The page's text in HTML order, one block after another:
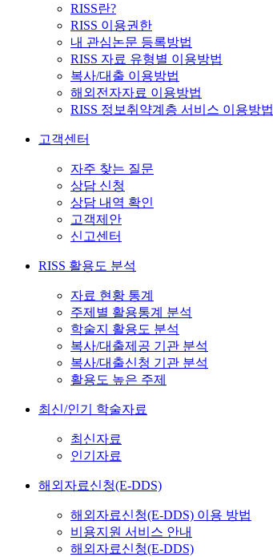
RISS란?
RISS 이용권한
내 관심논문 등록방법
RISS 자료 유형별 이용방법
복사/대출 이용방법
해외전자자료 이용방법
RISS 정보취약계층 서비스 이용방법
고객센터
자주 찾는 질문
상담 신청
상담 내역 확인
고객제안
신고센터
RISS 활용도 분석
자료 현황 통계
주제별 활용통계 분석
학술지 활용도 분석
복사/대출제공 기관 분석
복사/대출신청 기관 분석
활용도 높은 주제
최신/인기 학술자료
최신자료
인기자료
해외자료신청(E-DDS)
해외자료신청(E-DDS) 이용 방법
비용지원 서비스 안내
해외자료신청(E-DDS)